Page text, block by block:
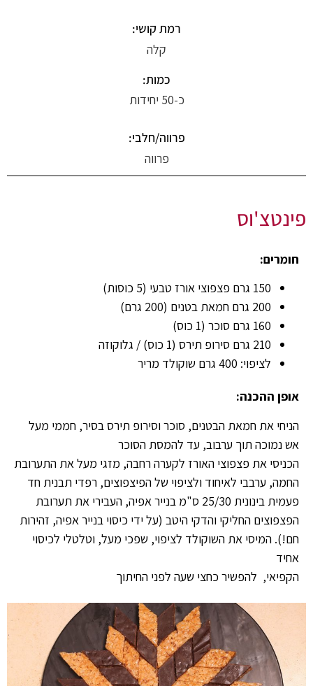
רמת קושי:
קלה
כמות:
כ-50 יחידות
פרווה/חלבי:
פרווה
פינטצ'וס
חומרים:
150 גרם פצפוצי אורז טבעי (5 כוסות)
200 גרם חמאת בטנים (200 גרם)
160 גרם סוכר (1 כוס)
210 גרם סירופ תירס (1 כוס) / גלוקוזה
לציפוי: 400 גרם שוקולד מריר
אופן ההכנה:
הניחי את חמאת הבטנים, סוכר וסירופ תירס בסיר, חממי מעל
אש נמוכה תוך ערבוב, עד להמסת הסוכר
הכניסי את פצפוצי האורז לקערה רחבה, מזגי מעל את התערובת
החמה, ערבבי לאיחוד ולציפוי של הפיצפוצים, רפדי תבנית חד
פעמית בינונית 25/30 ס"מ בנייר אפיה, העבירי את תערובת
הפצפוצים החליקי והדקי היטב (על ידי כיסוי בנייר אפיה, זהירות
חם!). המיסי את השוקולד לציפוי, שפכי מעל, וטלטלי לכיסוי
אחיד
הקפיאי, להפשיר כחצי שעה לפני החיתוך